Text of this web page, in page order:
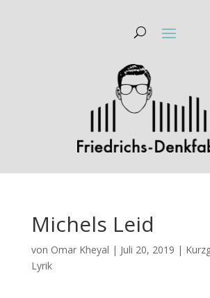
Michels Leid
von Omar Kheyal | Juli 20, 2019 |
Lyrik